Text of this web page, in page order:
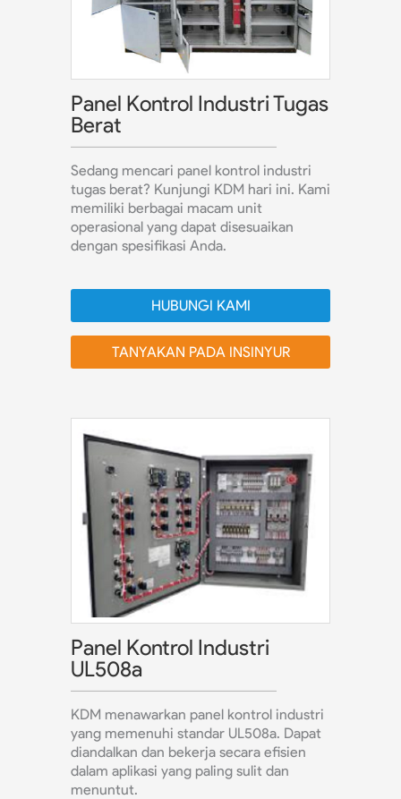
Panel Kontrol Industri Tugas
Berat
Sedang mencari panel kontrol industri
tugas berat? Kunjungi KDM hari ini. Kami
memiliki berbagai macam unit
operasional yang dapat disesuaikan
dengan spesifikasi Anda.
HUBUNGI KAMI
TANYAKAN PADA INSINYUR
Panel Kontrol Industri
UL508a
KDM menawarkan panel kontrol industri
yang memenuhi standar UL508a. Dapat
diandalkan dan bekerja secara efisien
dalam aplikasi yang paling sulit dan
menuntut.